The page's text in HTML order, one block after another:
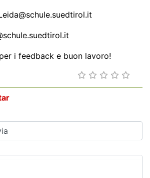
i feedback e buon lavoro!